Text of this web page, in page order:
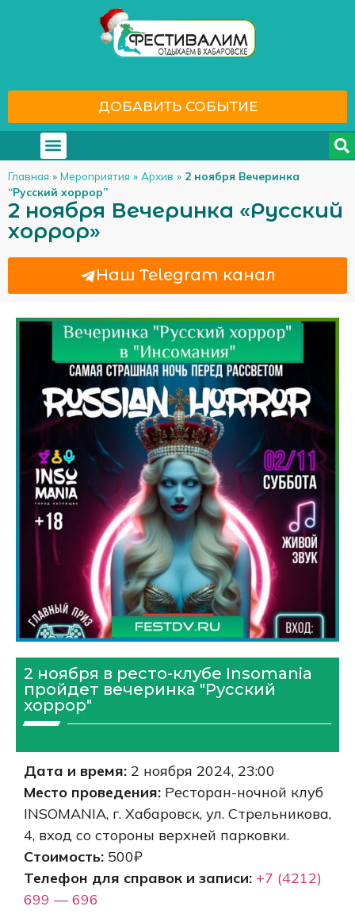
ДОБАВИТЬ СОБЫТИЕ
Главная » Мероприятия » Архив » 2 ноября Вечеринка
“Русский хоррор”
2 ноября Вечеринка «Русский
хоррор»
Наш Telegram канал
2 ноября в ресто-клубе Insomania
пройдет вечеринка "Русский
хоррор"
Дата и время: 2 ноября 2024, 23:00
Место проведения: Ресторан-ночной клуб
INSOMANIA, г. Хабаровск, ул. Стрельникова,
4, вход со стороны верхней парковки.
Стоимость: 500₽
Телефон для справок и записи: +7 (4212)
699 — 696